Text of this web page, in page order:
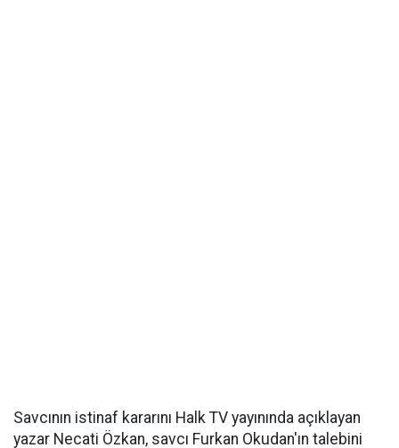
Savcının istinaf kararını Halk TV yayınında açıklayan
yazar Necati Özkan, savcı Furkan Okudan'ın talebini